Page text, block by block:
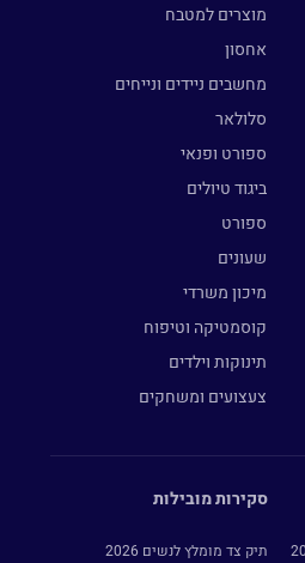
מוצרים למטבח
אחסון
מחשבים ניידים ונייחים
סלולאר
ספורט ופנאי
ביגוד טיולים
ספורט
שעונים
מיכון משרדי
קוסמטיקה וטיפוח
תינוקות וילדים
צעצועים ומשחקים
סקירות מובילות
תיק צד מומלץ לנשים 2026